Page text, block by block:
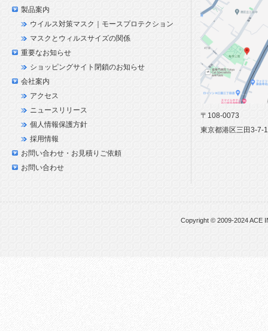
製品案内
ウイルス対策マスク｜モースプロテクション
マスクとウィルスサイズの関係
重要なお知らせ
ショッピングサイト閉鎖のお知らせ
会社案内
アクセス
ニュースリリース
個人情報保護方針
採用情報
お問い合わせ・お見積りご依頼
お問い合わせ
〒108-0073
東京都港区三田3-
Copyright © 2009-2024 ACE